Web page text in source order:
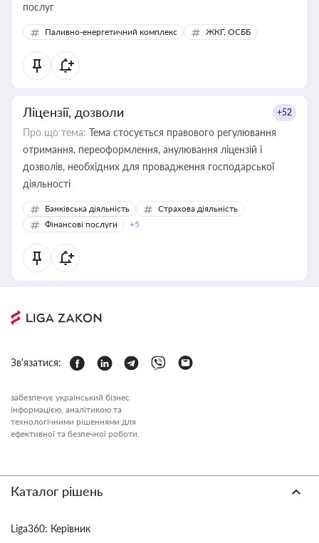
послуг
Паливно-енергетичний комплекс ЖКГ, ОСББ
Ліцензії, дозволи +52
Про що тема: Тема стосується правового регулювання
отримання, переоформлення, анулювання ліцензій і
дозволів, необхідних для провадження господарської
діяльності
Банківська діяльність
Страхова діяльність
Фінансові послуги
+5
Зв'язатися:
забезпечує український бізнес
інформацією, аналітикою та
технологічними рішеннями для
ефективної та безпечної роботи.
Каталог рішень
Liga360: Керівник